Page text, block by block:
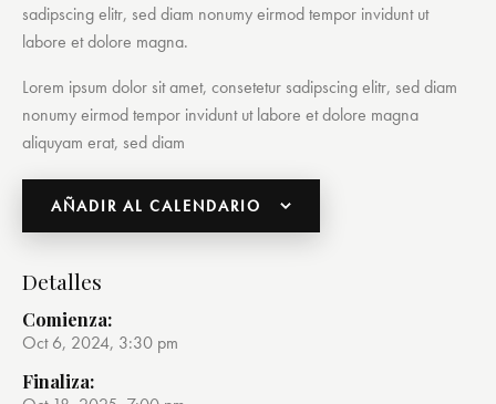
sadipscing elitr, sed diam nonumy eirmod tempor invidunt ut
labore et dolore magna.
Lorem ipsum dolor sit amet, consetetur sadipscing elitr, sed diam
nonumy eirmod tempor invidunt ut labore et dolore magna
aliquyam erat, sed diam
AÑADIR AL CALENDARIO
Detalles
Comienza:
Oct 6, 2024, 3:30 pm
Finaliza: